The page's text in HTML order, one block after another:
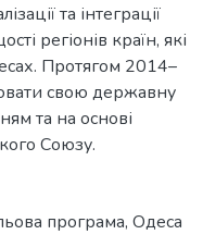
та інтеграції
регіонів країн, які
Протягом 2014–
свою державну
та на основі
Союзу.
програма, Одеса